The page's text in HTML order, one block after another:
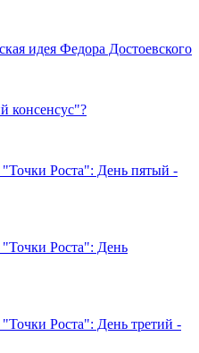
идея Федора Достоевского
консенсус"?
Роста": День пятый -
Роста": День
Роста": День третий -